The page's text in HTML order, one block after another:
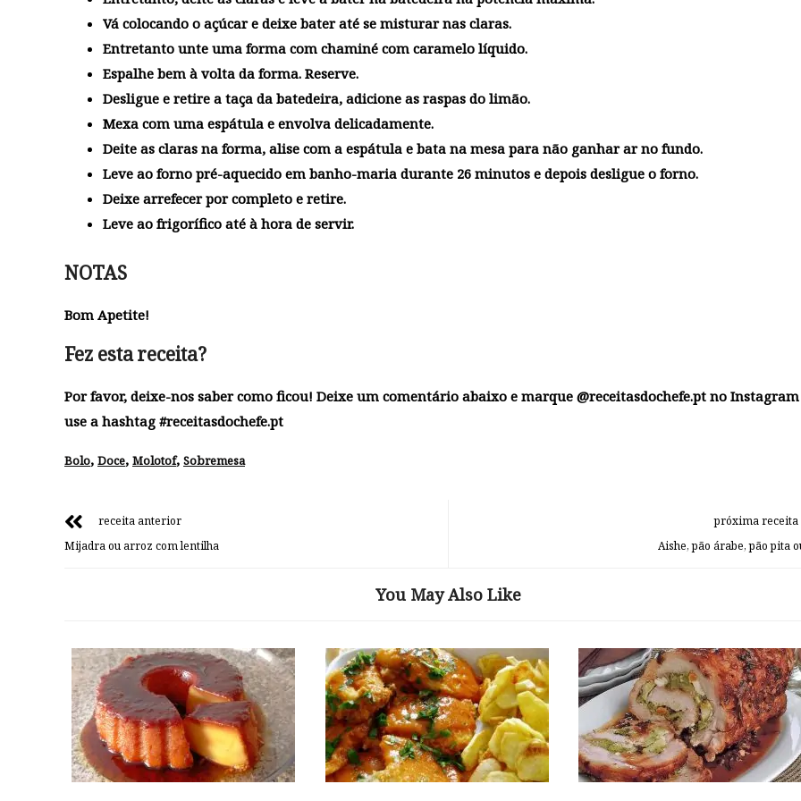
Vá colocando o açúcar e deixe bater até se misturar nas claras.
Entretanto unte uma forma com chaminé com caramelo líquido.
Espalhe bem à volta da forma. Reserve.
Desligue e retire a taça da batedeira, adicione as raspas do limão.
Mexa com uma espátula e envolva delicadamente.
Deite as claras na forma, alise com a espátula e bata na mesa para não ganhar ar no fundo.
Leve ao forno pré-aquecido em banho-maria durante 26 minutos e depois desligue o forno.
Deixe arrefecer por completo e retire.
Leve ao frigorífico até à hora de servir.
NOTAS
Bom Apetite!
Fez esta receita?
Por favor, deixe-nos saber como ficou! Deixe um comentário abaixo e marque @receitasdochefe.pt no Instagram
use a hashtag #receitasdochefe.pt
Bolo, Doce, Molotof, Sobremesa
receita anterior
Mijadra ou arroz com lentilha
próxima receita
Aishe, pão árabe, pão pita
You May Also Like